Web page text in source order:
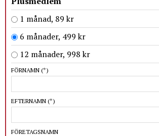
1 månad, 89 kr
6 månader, 499 kr
12 månader, 998 kr
FÖRNAMN (*)
EFTERNAMN (*)
FÖRETAGSNAMN